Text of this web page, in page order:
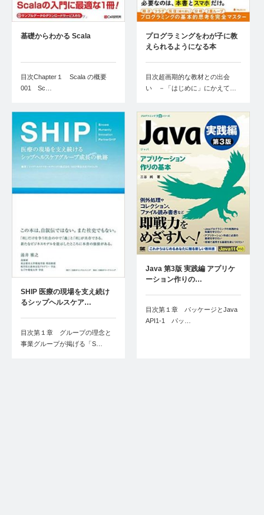
基礎からわかる Scala
目次Chapter１ Scala の概要
001 Sc…
プログラミングをわが子に教
えられるようになる本
目次超画期的な教材との出会
い －「はじめに」にかえて…
SHIP 医療の現場を支え続け
るシップヘルスケア…
目次第１章 グループの理念と
事業グループが掲げる「S…
Java 第3版 実践編 アプリケ
ーション作りの…
目次第１章 パッケージとJava
API1-1 パッ…